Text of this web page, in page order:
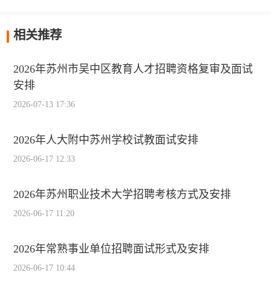
相关推荐
2026年苏州市吴中区教育人才招聘资格复审及面试
安排
2026-07-13 17:36
2026年人大附中苏州学校试教面试安排
2026-06-17 12:33
2026年苏州职业技术大学招聘考核方式及安排
2026-06-17 11:20
2026年常熟事业单位招聘面试形式及安排
2026-06-17 10:44